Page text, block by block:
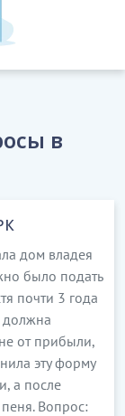
в
дом владея
было подать
почти 3 года
должна
от прибыли,
эту форму
а после
Вопрос: